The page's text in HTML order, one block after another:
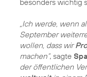
besonders wichtig
„Ich werde, wenn
September
wollen, dass wir
machen“, sagte
der öffentlichen